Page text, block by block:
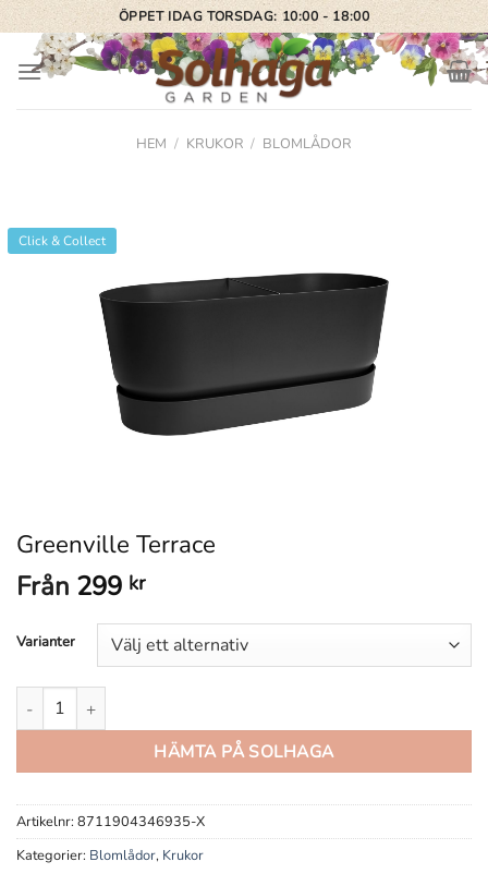
Skip
to
content
ÖPPET IDAG TORSDAG: 10:00 - 18:00
HEM / KRUKOR / BLOMLÅDOR
Click & Collect
Greenville Terrace
Från 299 kr
Varianter
Greenville Terrace mängd
HÄMTA PÅ SOLHAGA
Artikelnr: 8711904346935-X
Kategorier: Blomlådor, Krukor